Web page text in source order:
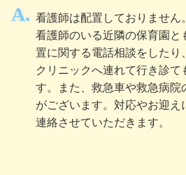
看護師は配置しておりません
看護師のいる近隣の保育園と
置に関する電話相談をしたり
クリニックへ連れて行き診て
す。また、救急車や救急病院
がございます。対応やお迎え
連絡させていただきます。